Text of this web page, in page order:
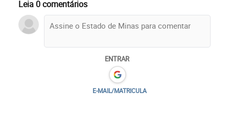
Leia 0 comentários
ENTRAR
E-MAIL/MATRICULA